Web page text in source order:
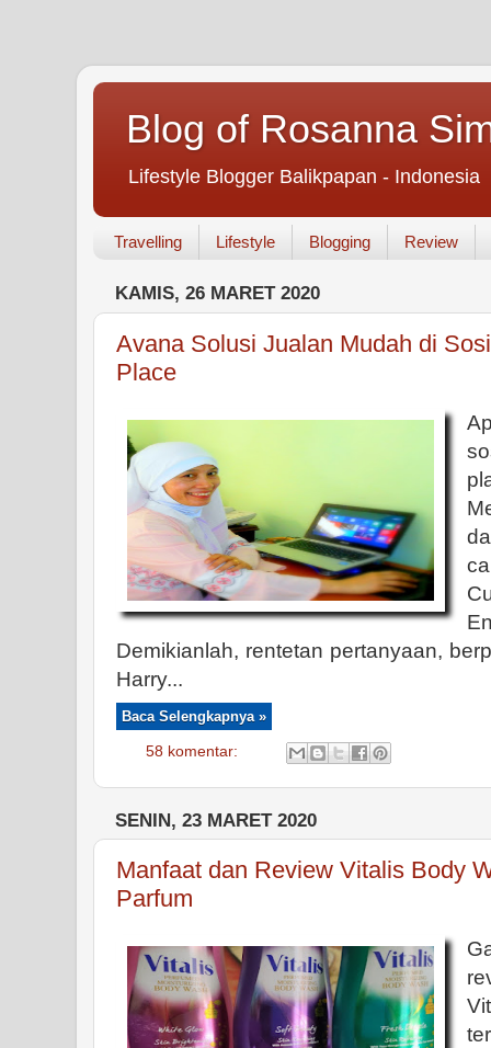
Blog of Rosanna
Lifestyle Blogger Balikpapan - Indonesia
Travelling Lifestyle Blogging Review
KAMIS, 26 MARET 2020
Avana Solusi Jualan Mudah di
Place
Demikianlah, rentetan pertanyaan,
Harry...
Baca Selengkapnya »
58 komentar:
SENIN, 23 MARET 2020
Manfaat dan Review Vitalis Body
Parfum